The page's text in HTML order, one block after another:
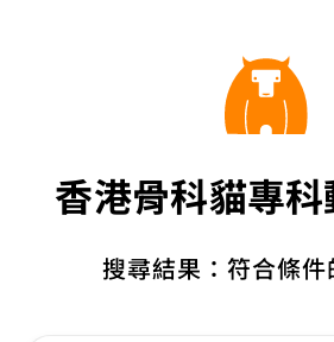
香港骨科貓專
搜尋結果：符合條件